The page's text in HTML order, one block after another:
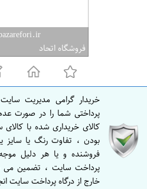
فروشگاه اتحاد
خریدار گرامی مدیریت
پرداختی شما را در صورت
کالای خریداری شده با
بودن ، تفاوت رنگ یا سایز
فروشنده و یا هر دلیل
پرداخت سایت ، تضمین می
خارج از درگاه پرداخت سایت